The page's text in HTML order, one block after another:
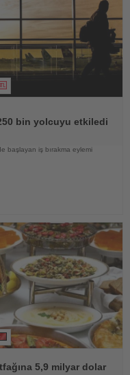
bin yolcuyu etkiledi
başlayan iş bırakma eylemi
5,9 milyar dolar